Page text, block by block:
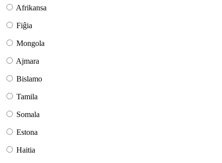
Afrikansa
Fiĝia
Mongola
Ajmara
Bislamo
Tamila
Somala
Estona
Haitia